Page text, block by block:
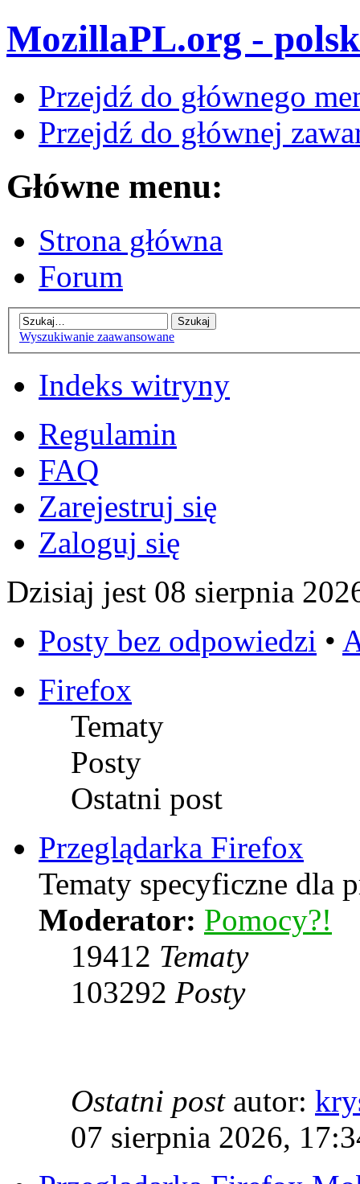
MozillaPL.org -
Przejdź do głównego
Przejdź do głównej
Główne menu:
Strona główna
Forum
Wyszukiwanie zaawansowane
Indeks witryny
Regulamin
FAQ
Zarejestruj się
Zaloguj się
Dzisiaj jest 08 sierpnia
Posty bez odpowiedzi •
Firefox
Tematy
Posty
Ostatni post
Przeglądarka Firefox
Tematy specyficzne dla
Moderator: Pomocy?!
19412 Tematy
103292 Posty
Ostatni postautor:
07 sierpnia 2026,